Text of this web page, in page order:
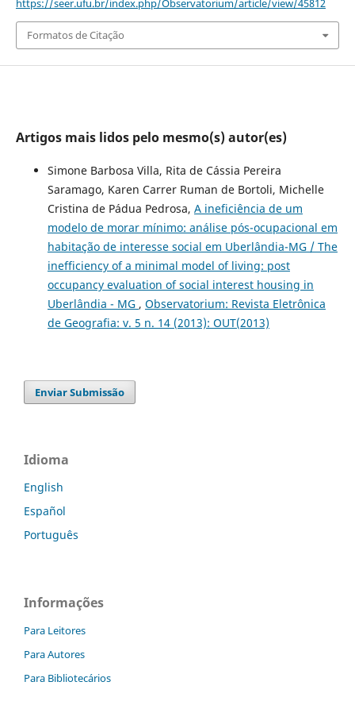
https://seer.ufu.br/index.php/Observatorium/article/view/45812
Formatos de Citação
Artigos mais lidos pelo mesmo(s) autor(es)
Simone Barbosa Villa, Rita de Cássia Pereira
Saramago, Karen Carrer Ruman de Bortoli, Michelle
Cristina de Pádua Pedrosa, A ineficiência de um
modelo de morar mínimo: análise pós-ocupacional em
habitação de interesse social em Uberlândia-MG / The
inefficiency of a minimal model of living: post
occupancy evaluation of social interest housing in
Uberlândia - MG , Observatorium: Revista Eletrônica
de Geografia: v. 5 n. 14 (2013): OUT(2013)
Enviar Submissão
Idioma
English
Español
Português
Informações
Para Leitores
Para Autores
Para Bibliotecários